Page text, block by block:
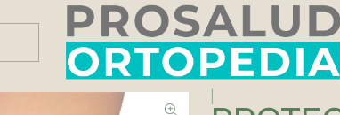
Este es el texto del slide